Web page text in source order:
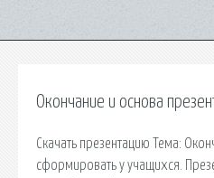
Окончание и основа
Скачать презентацию Тема:
сформировать у учащихся.